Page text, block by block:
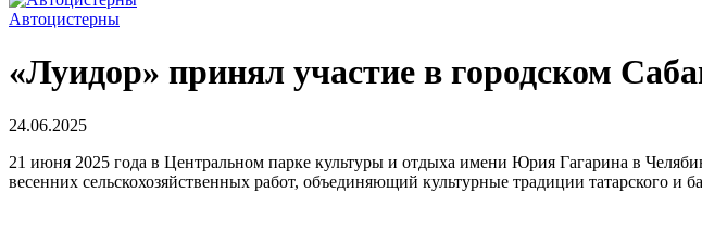
Автоцистерны
«Луидор» принял участие в городском
24.06.2025
21 июня 2025 года в Центральном парке культуры и отдыха имени Юрия Гагарина в
весенних сельскохозяйственных работ, объединяющий культурные традиции татарского и